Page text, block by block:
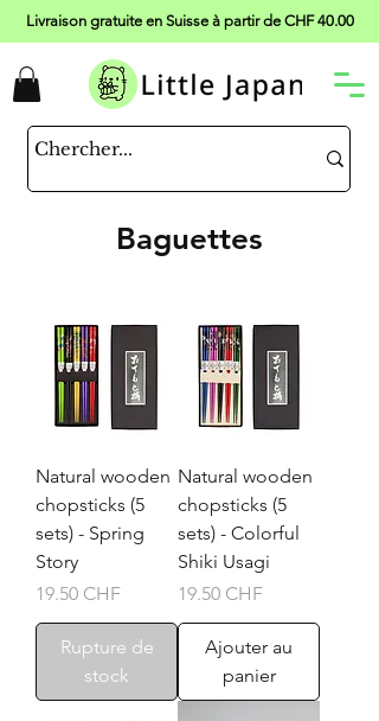
Livraison gratuite en Suisse à partir de CHF 40.00
Baguettes
Natural wooden
chopsticks (5
sets) - Spring
Story
Prix
19.50 CHF
Rupture de
stock
Natural wooden
chopsticks (5
sets) - Colorful
Shiki Usagi
Prix
19.50 CHF
Ajouter au
panier